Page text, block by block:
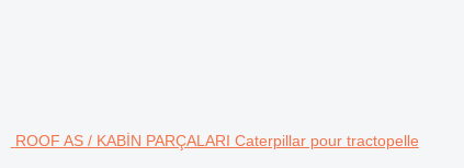
ROOF AS / KABİN PARÇALARI Caterpillar pour tractopelle